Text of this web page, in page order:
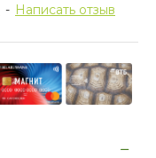
- Написать отзыв